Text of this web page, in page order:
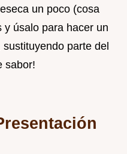
un poco (cosa
y úsalo para hacer un
sustituyendo parte del
sabor!